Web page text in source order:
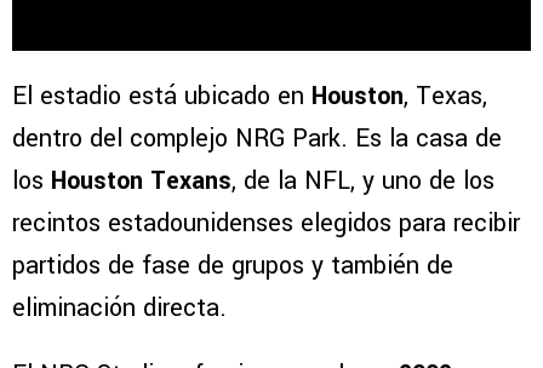
El estadio está ubicado en Houston, Texas,
dentro del complejo NRG Park. Es la casa de
los Houston Texans, de la NFL, y uno de los
recintos estadounidenses elegidos para recibir
partidos de fase de grupos y también de
eliminación directa.